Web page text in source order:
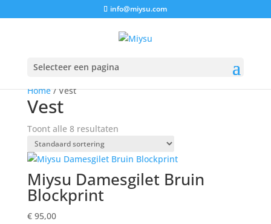
info@miysu.com
Selecteer een pagina
Home/ Vest
Vest
Toont alle 8 resultaten
Miysu Damesgilet Bruin
Blockprint
€95,00
Aanbieding!
Aanbieding!
Aanbieding!
Aanbieding!